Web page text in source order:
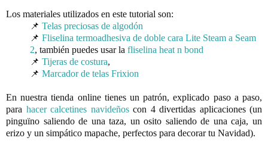
📌 Telas preciosas de algodón
📌 Fliselina termoadhesiva de doble cara Lite Steam a Seam
2, también puedes usar la fliselina heat n bond
📌 Tijeras de costura,
📌 Marcador de telas Frixion
En nuestra tienda online tienes un patrón, explicado paso a paso,
para hacer calcetines navideños con 4 divertidas aplicaciones (un
pinguïno saliendo de una taza, un osito saliendo de una caja, un
erizo y un simpático mapache, perfectos para decorar tu Navidad).